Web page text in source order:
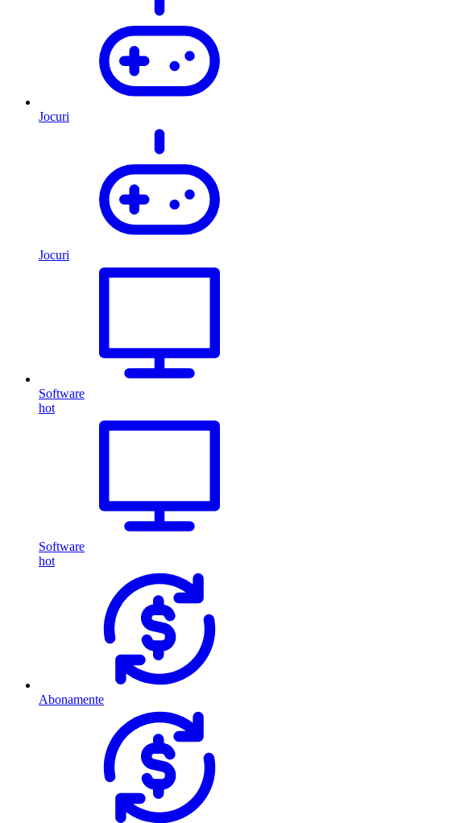
Jocuri
Jocuri
Software
hot
Software
hot
Abonamente